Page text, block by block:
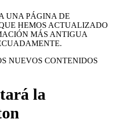
UNA PÁGINA DE
HEMOS ACTUALIZADO
MÁS ANTIGUA
NUEVOS CONTENIDOS
la